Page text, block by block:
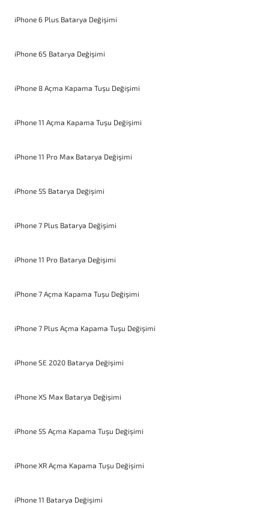
iPhone 6 Plus Batarya Değişimi
iPhone 6S Batarya Değişimi
iPhone 8 Açma Kapama Tuşu Değişimi
iPhone 11 Açma Kapama Tuşu Değişimi
iPhone 11 Pro Max Batarya Değişimi
iPhone 5S Batarya Değişimi
iPhone 7 Plus Batarya Değişimi
iPhone 11 Pro Batarya Değişimi
iPhone 7 Açma Kapama Tuşu Değişimi
iPhone 7 Plus Açma Kapama Tuşu Değişimi
iPhone SE 2020 Batarya Değişimi
iPhone XS Max Batarya Değişimi
iPhone 5S Açma Kapama Tuşu Değişimi
iPhone XR Açma Kapama Tuşu Değişimi
iPhone 11 Batarya Değişimi